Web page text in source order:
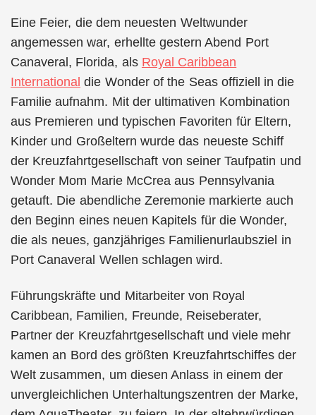
Eine Feier, die dem neuesten Weltwunder
angemessen war, erhellte gestern Abend Port
Canaveral, Florida, als Royal Caribbean
International die Wonder of the Seas offiziell in die
Familie aufnahm. Mit der ultimativen Kombination
aus Premieren und typischen Favoriten für Eltern,
Kinder und Großeltern wurde das neueste Schiff
der Kreuzfahrtgesellschaft von seiner Taufpatin und
Wonder Mom Marie McCrea aus Pennsylvania
getauft. Die abendliche Zeremonie markierte auch
den Beginn eines neuen Kapitels für die Wonder,
die als neues, ganzjähriges Familienurlaubsziel in
Port Canaveral Wellen schlagen wird.
Führungskräfte und Mitarbeiter von Royal
Caribbean, Familien, Freunde, Reiseberater,
Partner der Kreuzfahrtgesellschaft und viele mehr
kamen an Bord des größten Kreuzfahrtschiffes der
Welt zusammen, um diesen Anlass in einem der
unvergleichlichen Unterhaltungszentren der Marke,